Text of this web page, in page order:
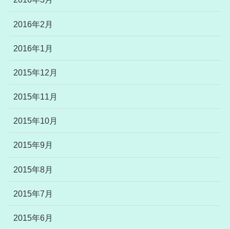
2016年2月
2016年1月
2015年12月
2015年11月
2015年10月
2015年9月
2015年8月
2015年7月
2015年6月